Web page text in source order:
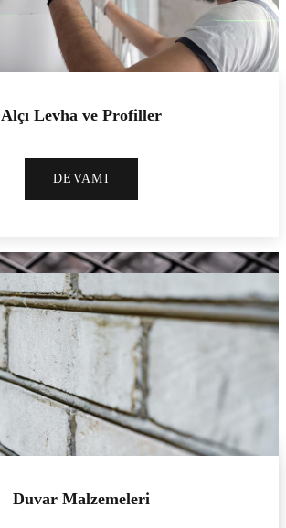
Alçı Levha ve Profiller
DEVAMI
Duvar Malzemeleri